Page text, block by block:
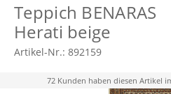
Teppich BENARAS
Herati beige
Artikel-Nr.: 892159
72 Kunden haben diesen Artikel